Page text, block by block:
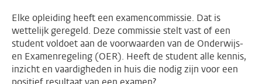
Elke opleiding heeft een examencommissie. Dat is
wettelijk geregeld. Deze commissie stelt vast of een
student voldoet aan de voorwaarden van de Onderwijs-
en Examenregeling (OER). Heeft de student alle kennis,
inzicht en vaardigheden in huis die nodig zijn voor een